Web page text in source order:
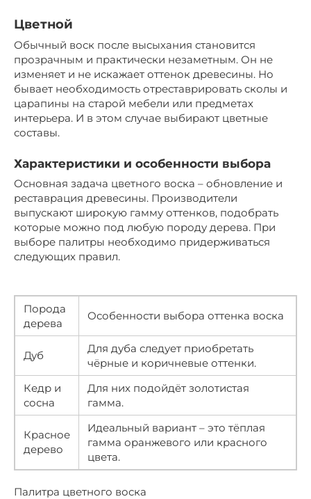
Цветной
Обычный воск после высыхания становится
прозрачным и практически незаметным. Он не
изменяет и не искажает оттенок древесины. Но
бывает необходимость отреставрировать сколы и
царапины на старой мебели или предметах
интерьера. И в этом случае выбирают цветные
составы.
Характеристики и особенности выбора
Основная задача цветного воска – обновление и
реставрация древесины. Производители
выпускают широкую гамму оттенков, подобрать
которые можно под любую породу дерева. При
выборе палитры необходимо придерживаться
следующих правил.
Порода
дерева
Особенности выбора оттенка воска
Дуб
Для дуба следует приобретать
чёрные и коричневые оттенки.
Кедр и
сосна
Для них подойдёт золотистая
гамма.
Красное
дерево
Идеальный вариант – это тёплая
гамма оранжевого или красного
цвета.
Палитра цветного воска